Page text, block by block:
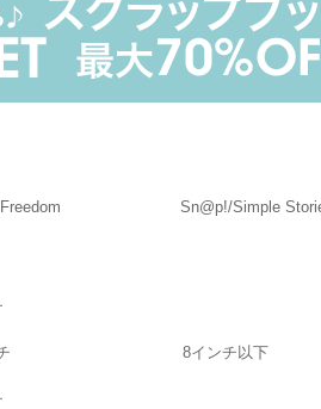
Sn@p!/Simple
8インチ以下